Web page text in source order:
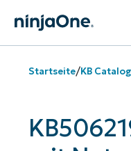
Startseite/KB Catalog